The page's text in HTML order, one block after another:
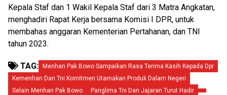
Kepala Staf dan 1 Wakil Kepala Staf dari 3 Matra Angkatan,
menghadiri Rapat Kerja bersama Komisi I DPR, untuk
membahas anggaran Kementerian Pertahanan, dan TNI
tahun 2023.
TAG:
Menhan Pak Bowo Sampaikan Rasa Terima Kasih Kepada Dpr
Kemenhan Dan Tni Komitmen Utamakan Produk Dalam Negeri
Selain Menhan Pak Bowo
Panglima Tni Dan Jajaran Turut Hadir